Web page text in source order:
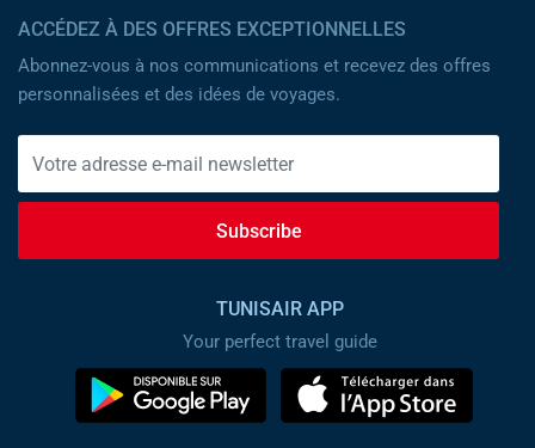
ACCÉDEZ À DES OFFRES EXCEPTIONNELLES
Abonnez-vous à nos communications et recevez des offres
personnalisées et des idées de voyages.
Subscribe
TUNISAIR APP
Your perfect travel guide